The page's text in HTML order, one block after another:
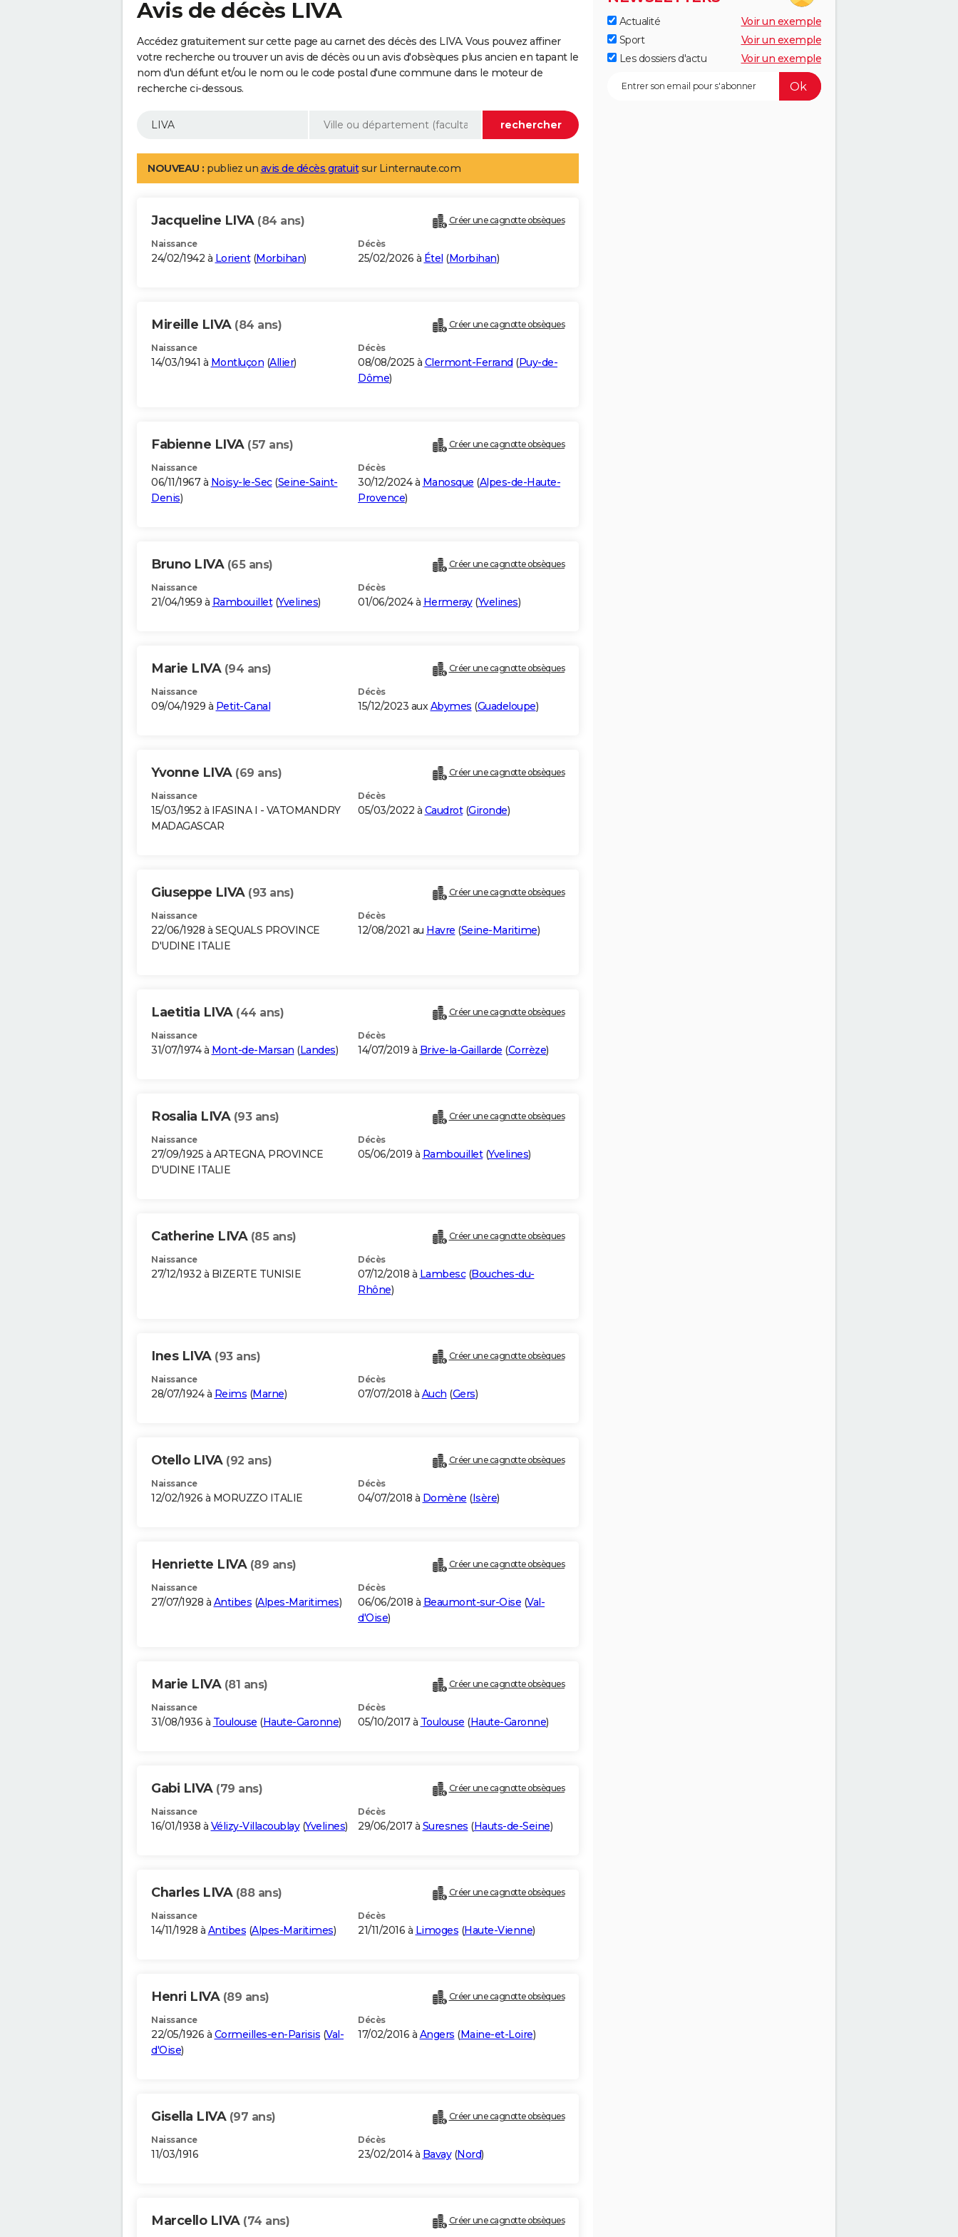
Avis de décès LIVA
Accédez gratuitement sur cette page au carnet des décès des LIVA. Vous pouvez affiner
votre recherche ou trouver un avis de décès ou un avis d'obsèques plus ancien en tapant le
nom d'un défunt et/ou le nom ou le code postal d'une commune dans le moteur de
recherche ci-dessous.
NOUVEAU : publiez un avis de décès gratuitsur Linternaute.com
Jacqueline LIVA (84 ans) Créer une cagnotte obsèques
Naissance
24/02/1942 à Lorient(Morbihan)
Décès
25/02/2026 à Étel (Morbihan)
Mireille LIVA (84 ans) Créer une cagnotte obsèques
Naissance
14/03/1941 à Montluçon (Allier)
Décès
08/08/2025 à Clermont-Ferrand (Puy-de-
Dôme)
Fabienne LIVA (57 ans) Créer une cagnotte obsèques
Naissance
06/11/1967 à Noisy-le-Sec(Seine-Saint-
Denis)
Décès
30/12/2024 à Manosque (Alpes-de-Haute-
Provence)
Bruno LIVA (65 ans) Créer une cagnotte obsèques
Naissance
21/04/1959 à Rambouillet(Yvelines)
Décès
01/06/2024 à Hermeray(Yvelines)
Marie LIVA (94 ans) Créer une cagnotte obsèques
Naissance
09/04/1929 à Petit-Canal
Décès
15/12/2023 auxAbymes (Guadeloupe)
Yvonne LIVA (69 ans) Créer une cagnotte obsèques
Naissance
15/03/1952 à IFASINA I - VATOMANDRY
MADAGASCAR
Décès
05/03/2022 à Caudrot(Gironde)
Giuseppe LIVA (93 ans) Créer une cagnotte obsèques
Naissance
22/06/1928 à SEQUALS PROVINCE
D'UDINE ITALIE
Décès
12/08/2021 au Havre (Seine-Maritime)
Laetitia LIVA (44 ans) Créer une cagnotte obsèques
Naissance
31/07/1974 à Mont-de-Marsan (Landes)
Décès
14/07/2019 à Brive-la-Gaillarde (Corrèze)
Rosalia LIVA (93 ans) Créer une cagnotte obsèques
Naissance
27/09/1925 à ARTEGNA, PROVINCE
D'UDINE ITALIE
Décès
05/06/2019 à Rambouillet(Yvelines)
Catherine LIVA (85 ans) Créer une cagnotte obsèques
Naissance
27/12/1932 à BIZERTE TUNISIE
Décès
07/12/2018 à Lambesc(Bouches-du-
Rhône)
Ines LIVA (93 ans) Créer une cagnotte obsèques
Naissance
28/07/1924 à Reims (Marne)
Décès
07/07/2018 à Auch (Gers)
Otello LIVA (92 ans) Créer une cagnotte obsèques
Naissance
12/02/1926 à MORUZZO ITALIE
Décès
04/07/2018 à Domène (Isère)
Henriette LIVA (89 ans) Créer une cagnotte obsèques
Naissance
27/07/1928 à Antibes (Alpes-Maritimes)
Décès
06/06/2018 à Beaumont-sur-Oise (Val-
d'Oise)
Marie LIVA (81 ans) Créer une cagnotte obsèques
Naissance
31/08/1936 à Toulouse (Haute-Garonne)
Décès
05/10/2017 à Toulouse (Haute-Garonne)
Gabi LIVA (79 ans) Créer une cagnotte obsèques
Naissance
16/01/1938 à Vélizy-Villacoublay(Yvelines)
Décès
29/06/2017 à Suresnes (Hauts-de-Seine)
Charles LIVA (88 ans) Créer une cagnotte obsèques
Naissance
14/11/1928 à Antibes (Alpes-Maritimes)
Décès
21/11/2016 à Limoges (Haute-Vienne)
Henri LIVA (89 ans) Créer une cagnotte obsèques
Naissance
22/05/1926 à Cormeilles-en-Parisis (Val-
d'Oise)
Décès
17/02/2016 à Angers (Maine-et-Loire)
Gisella LIVA (97 ans) Créer une cagnotte obsèques
Naissance
11/03/1916
Décès
23/02/2014 à Bavay(Nord)
Marcello LIVA (74 ans) Créer une cagnotte obsèques
Actualité
Voir un exemple
Sport
Voir un exemple
Les dossiers d'actu
Voir un exemple